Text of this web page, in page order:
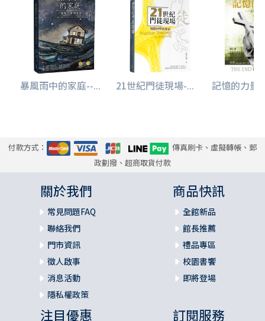
暴風雨中的家庭--... 21世紀門徒現場-... 記憶的力量
付款方式：
傳真刷卡、虛擬轉帳、郵
政劃撥、超商取貨付款
關於我們
常見問題FAQ
聯絡我們
門市資訊
徵人啟事
消息活動
隱私權政策
商品快訊
全館新品
館長推薦
禮品專區
校園書饗
即將登場
注目優惠 訂閱服務